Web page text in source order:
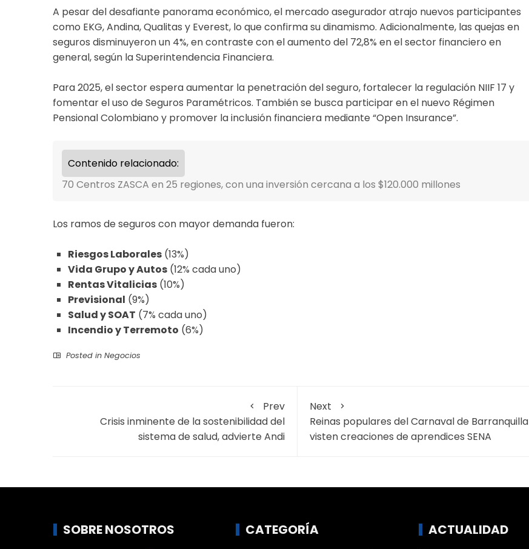
A pesar del desafiante panorama económico, el mercado asegurador atrajo nuevos participantes
como EKG, Andina, Qualitas y Everest, lo que confirma su dinamismo. Adicionalmente, las quejas en
seguros disminuyeron un 4%, en contraste con el aumento del 72,8% en el sector financiero en
general, según la Superintendencia Financiera.
Para 2025, el sector espera aumentar la penetración del seguro, fortalecer la regulación NIIF 17 y
fomentar el uso de Seguros Paramétricos. También se busca participar en el nuevo Régimen
Pensional Colombiano y promover la inclusión financiera mediante “Open Insurance”.
Contenido relacionado:
70 Centros ZASCA en 25 regiones, con una inversión cercana a los $120.000 millones
Los ramos de seguros con mayor demanda fueron:
Riesgos Laborales (13%)
Vida Grupo y Autos (12% cada uno)
Rentas Vitalicias (10%)
Previsional (9%)
Salud y SOAT (7% cada uno)
Incendio y Terremoto (6%)
Posted in Negocios
Prev
Crisis inminente de la sostenibilidad del
sistema de salud, advierte Andi
Next
Reinas populares del Carnaval de Barranquilla
visten creaciones de aprendices SENA
SOBRE NOSOTROS CATEGORÍA ACTUALIDAD